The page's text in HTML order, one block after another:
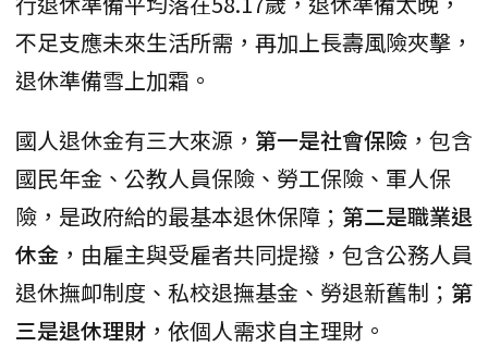
不足支應未來生活所需，再加上長壽風險夾擊，
退休準備雪上加霜。
國人退休金有三大來源， 第一是社會保險 ，包含
國民年金、公教人員保險、勞工保險、軍人保
險，是政府給的最基本退休保障； 第二是職業退
休金 ，由雇主與受雇者共同提撥，包含公務人員
退休撫卹制度、私校退撫基金、勞退新舊制； 第
三是退休理財 ，依個人需求自主理財。